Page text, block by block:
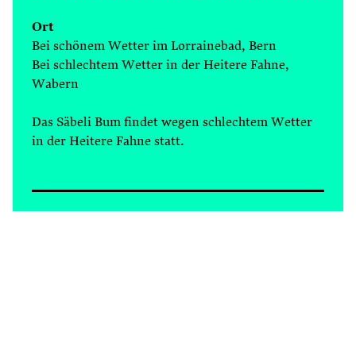
Ort
Bei schönem Wetter im Lorrainebad, Bern
Bei schlechtem Wetter in der Heitere Fahne,
Wabern
Das Säbeli Bum findet wegen schlechtem Wetter
in der Heitere Fahne statt.